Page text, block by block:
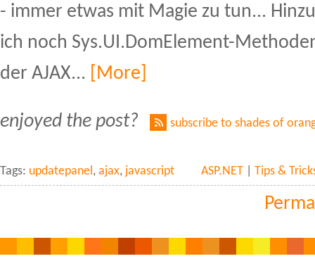
- immer etwas mit Magie zu tun...
ich noch Sys.UI.DomElement-
der AJAX...
[More]
enjoyed the post? subscribe to shades of
Tags: updatepanel , ajax, javascript ASP.NET |Tips &